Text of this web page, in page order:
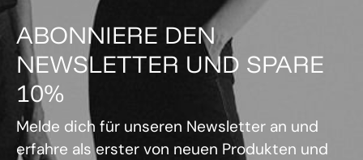
ABONNIERE DEN
NEWSLETTER UND SPARE
10%
Melde dich für unseren Newsletter an und
erfahre als erster von neuen Produkten und